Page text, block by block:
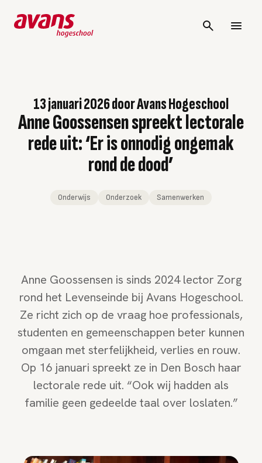
13 januari 2026doorAvans Hogeschool
Anne Goossensen spreekt lectorale
rede uit: ‘Er is onnodig ongemak
rond de dood’
Onderwijs Onderzoek Samenwerken
Anne Goossensen is sinds 2024 lector Zorg
rond het Levenseinde bij Avans Hogeschool.
Ze richt zich op de vraag hoe professionals,
studenten en gemeenschappen beter kunnen
omgaan met sterfelijkheid, verlies en rouw.
Op 16 januari spreekt ze in Den Bosch haar
lectorale rede uit. “Ook wij hadden als
familie geen gedeelde taal over loslaten.”